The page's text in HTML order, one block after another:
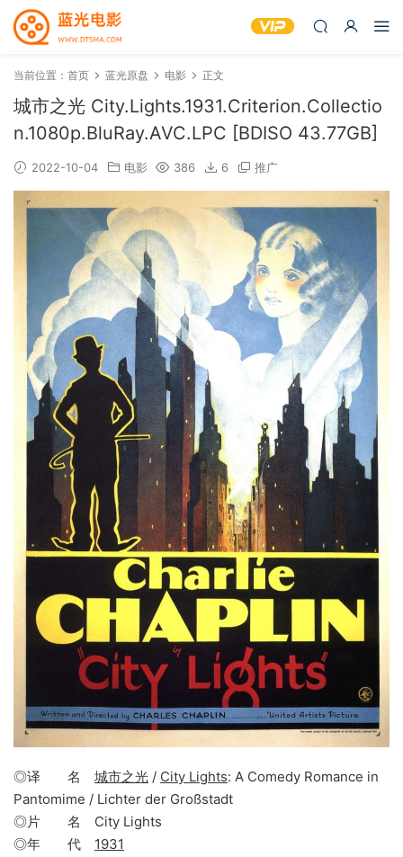
当前位置： 首页 蓝光原盘 电影 正文
城市之光 City.Lights.1931.Criterion.Collectio
n.1080p.BluRay.AVC.LPC [BDISO 43.77GB]
2022-10-04 电影 386 6 推广
◎译 名 城市之光 / City Lights: A Comedy Romance in
Pantomime / Lichter der Großstadt
◎片 名 City Lights
◎年 代 1931